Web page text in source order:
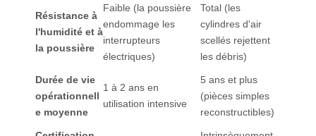
Résistance à
l'humidité et à
la poussière
Faible (la poussière
endommage les
interrupteurs
électriques)
Total (les
cylindres d'air
scellés rejettent
les débris)
Durée de vie
opérationnell
e moyenne
1 à 2 ans en
utilisation intensive
5 ans et plus
(pièces simples
reconstructibles)